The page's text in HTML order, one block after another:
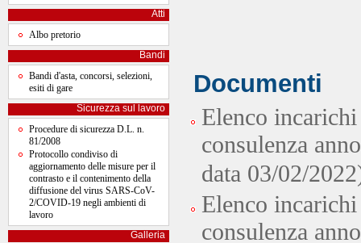
Atti
Albo pretorio
Bandi
Bandi d'asta, concorsi, selezioni,
esiti di gare
Sicurezza sul lavoro
Procedure di sicurezza D.L. n.
81/2008
Protocollo condiviso di
aggiornamento delle misure per il
contrasto e il contenimento della
diffusione del virus SARS-CoV-
2/COVID-19 negli ambienti di
lavoro
Galleria
Documenti
Elenco
consulenza
data 03/02/
Elenco
consulenza